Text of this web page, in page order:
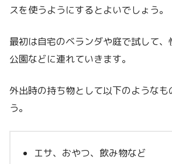
スを使うようにするとよいでしょう。
最初は自宅のベランダや庭で試して
公園などに連れていきます。
外出時の持ち物として以下のようなも
う。
エサ、おやつ、飲み物など